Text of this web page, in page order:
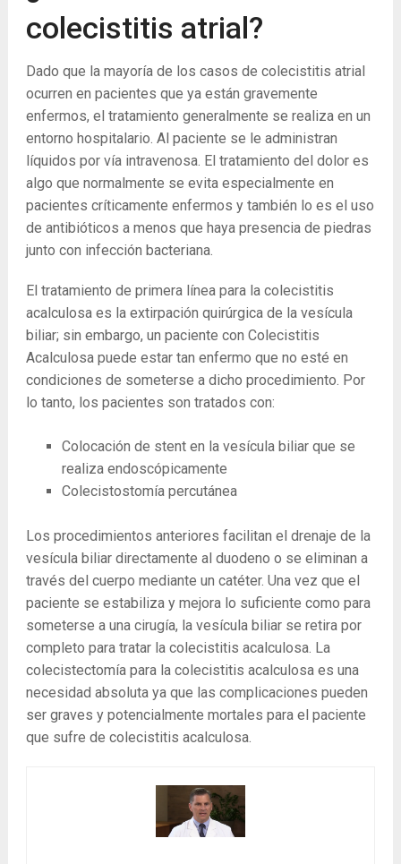
colecistitis atrial?
Dado que la mayoría de los casos de colecistitis atrial
ocurren en pacientes que ya están gravemente
enfermos, el tratamiento generalmente se realiza en un
entorno hospitalario. Al paciente se le administran
líquidos por vía intravenosa. El tratamiento del dolor es
algo que normalmente se evita especialmente en
pacientes críticamente enfermos y también lo es el uso
de antibióticos a menos que haya presencia de piedras
junto con infección bacteriana.
El tratamiento de primera línea para la colecistitis
acalculosa es la extirpación quirúrgica de la vesícula
biliar; sin embargo, un paciente con Colecistitis
Acalculosa puede estar tan enfermo que no esté en
condiciones de someterse a dicho procedimiento. Por
lo tanto, los pacientes son tratados con:
Colocación de stent en la vesícula biliar que se
realiza endoscópicamente
Colecistostomía percutánea
Los procedimientos anteriores facilitan el drenaje de la
vesícula biliar directamente al duodeno o se eliminan a
través del cuerpo mediante un catéter. Una vez que el
paciente se estabiliza y mejora lo suficiente como para
someterse a una cirugía, la vesícula biliar se retira por
completo para tratar la colecistitis acalculosa. La
colecistectomía para la colecistitis acalculosa es una
necesidad absoluta ya que las complicaciones pueden
ser graves y potencialmente mortales para el paciente
que sufre de colecistitis acalculosa.